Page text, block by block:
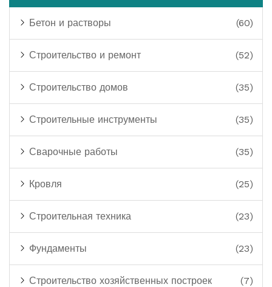
Бетон и растворы (60)
Строительство и ремонт (52)
Строительство домов (35)
Строительные инструменты (35)
Сварочные работы (35)
Кровля (25)
Строительная техника (23)
Фундаменты (23)
Строительство хозяйственных построек (7)